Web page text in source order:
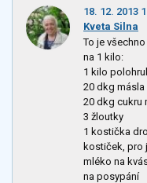
18. 12. 2013
Kveta Silna
To je
na 1 kilo:
1 kilo
20 dkg másla
20 dkg cukru
3 žloutky
1 kostička
kostiček, pro
mléko na
na posypání